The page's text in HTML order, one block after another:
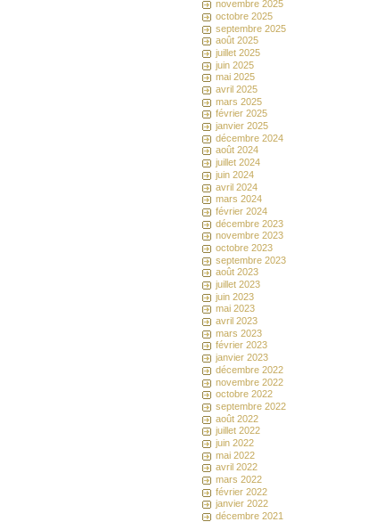
novembre 2025
octobre 2025
septembre 2025
août 2025
juillet 2025
juin 2025
mai 2025
avril 2025
mars 2025
février 2025
janvier 2025
décembre 2024
août 2024
juillet 2024
juin 2024
avril 2024
mars 2024
février 2024
décembre 2023
novembre 2023
octobre 2023
septembre 2023
août 2023
juillet 2023
juin 2023
mai 2023
avril 2023
mars 2023
février 2023
janvier 2023
décembre 2022
novembre 2022
octobre 2022
septembre 2022
août 2022
juillet 2022
juin 2022
mai 2022
avril 2022
mars 2022
février 2022
janvier 2022
décembre 2021